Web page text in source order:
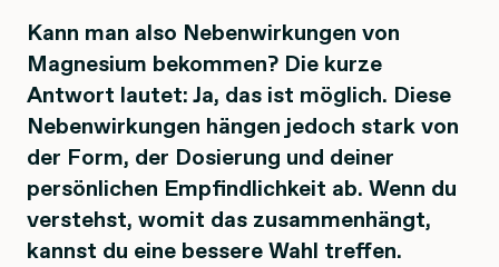
Kann man also Nebenwirkungen von
Magnesium bekommen? Die kurze
Antwort lautet: Ja, das ist möglich. Diese
Nebenwirkungen hängen jedoch stark von
der Form, der Dosierung und deiner
persönlichen Empfindlichkeit ab. Wenn du
verstehst, womit das zusammenhängt,
kannst du eine bessere Wahl treffen.